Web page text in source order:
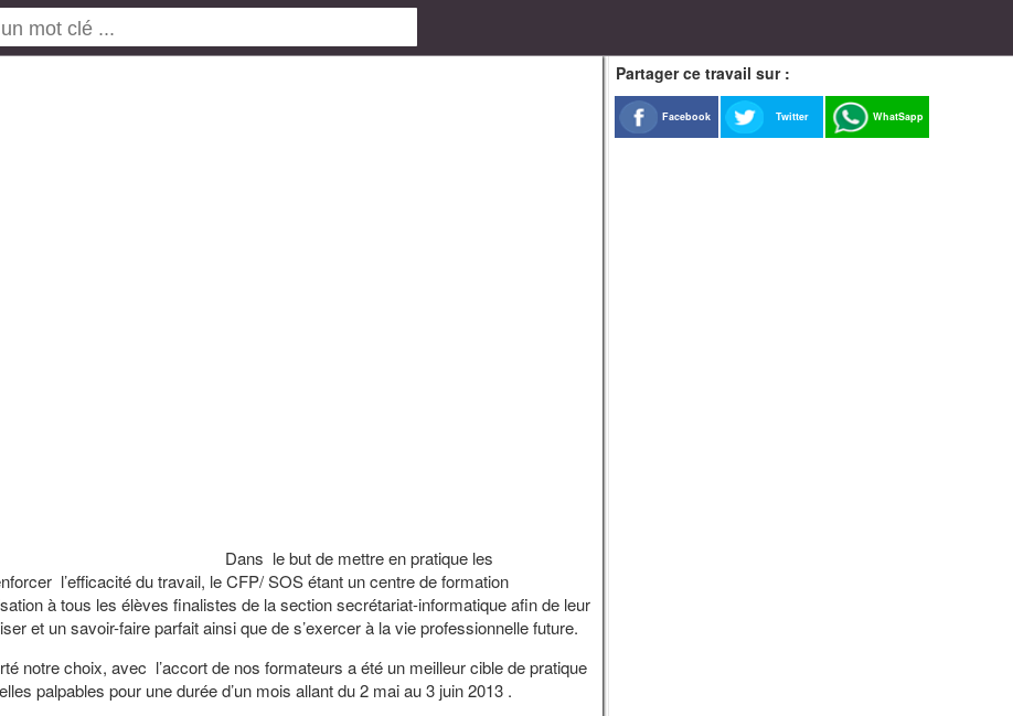
en pratique les
l’efficacité du travail, le CFP/ SOS étant un centre de formation
à tous les élèves finalistes de la section secrétariat-informatique afin de leur
et un savoir-faire parfait ainsi que de s’exercer à la vie professionnelle future.
choix, avec l’accort de nos formateurs a été un meilleur cible de pratique
palpables pour une durée d’un mois allant du 2 mai au 3 juin 2013 .
Partager ce travail sur :
Facebook Twitter WhatSapp